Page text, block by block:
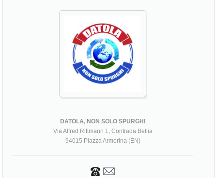
DATOLA, NON SOLO SPURGHI
Via Alfred Rittmann 1, Contrada Bellia
94015 Piazza Armerina (EN)